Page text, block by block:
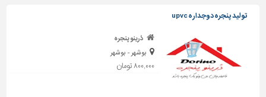
ساختمانی
نرده
و
حفاظ
تولید پنجره دوجداره upvc
دُرینو پنجره
بوشهر - بوشهر
۸۰۰,۰۰۰ تومان